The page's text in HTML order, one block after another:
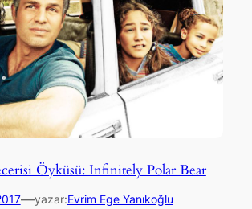
Öyküsü: Infinitely Polar Bear
—yazar:Evrim Ege Yanıkoğlu